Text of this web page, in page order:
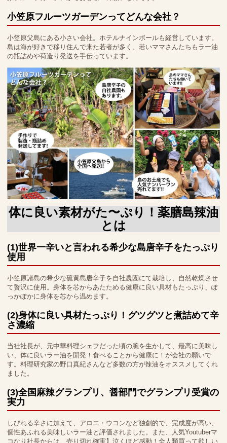
小笠原フルーツガーデンってどんな会社？
小笠原父島にある小さい会社。ホテルナインボールも経営しています。
島は海が好きで移り住んで来た若者が多く、若いママさんたちもラー油
の瓶詰めや荷造り発送を手伝っています。
体に良い素材がた〜ぷり！薬膳島辣油
とは
(1)世界一辛いと言われる希少な島唐辛子をたっぷり
使用
小笠原諸島の希少な硫黄島唐辛子を自社農園にて栽培し、自然乾燥させ
て贅沢に使用。身体を芯からあたためる健康に良い具材もたっぷり、ぽ
っかぽかに身体を芯から温めます。
(2)身体に良い具材たっぷり！グツグツと煮詰めて辛
さ濃縮
当社社長が、元中華料理シェフだった頃の腕を生かして、最高に美味し
い、体に良いラー油を開発！食べることから健康に！が会社の願いで
す。料理研究家の野口真紀さんなど多数の方が辣油をオススメしてくれ
ました。
(3)全国麻辣グランプリ、醤部門でグランプリ受賞の
実力
しびれる辛さに加えて、アロエ・ウコンなど独創的で、完成度が高い、
個性あふれる美味しいラー油と評価されました。また、人気Youtuberマ
コなり社長からは、売り切れ確実】泣くほど感動！全人類買って欲しい